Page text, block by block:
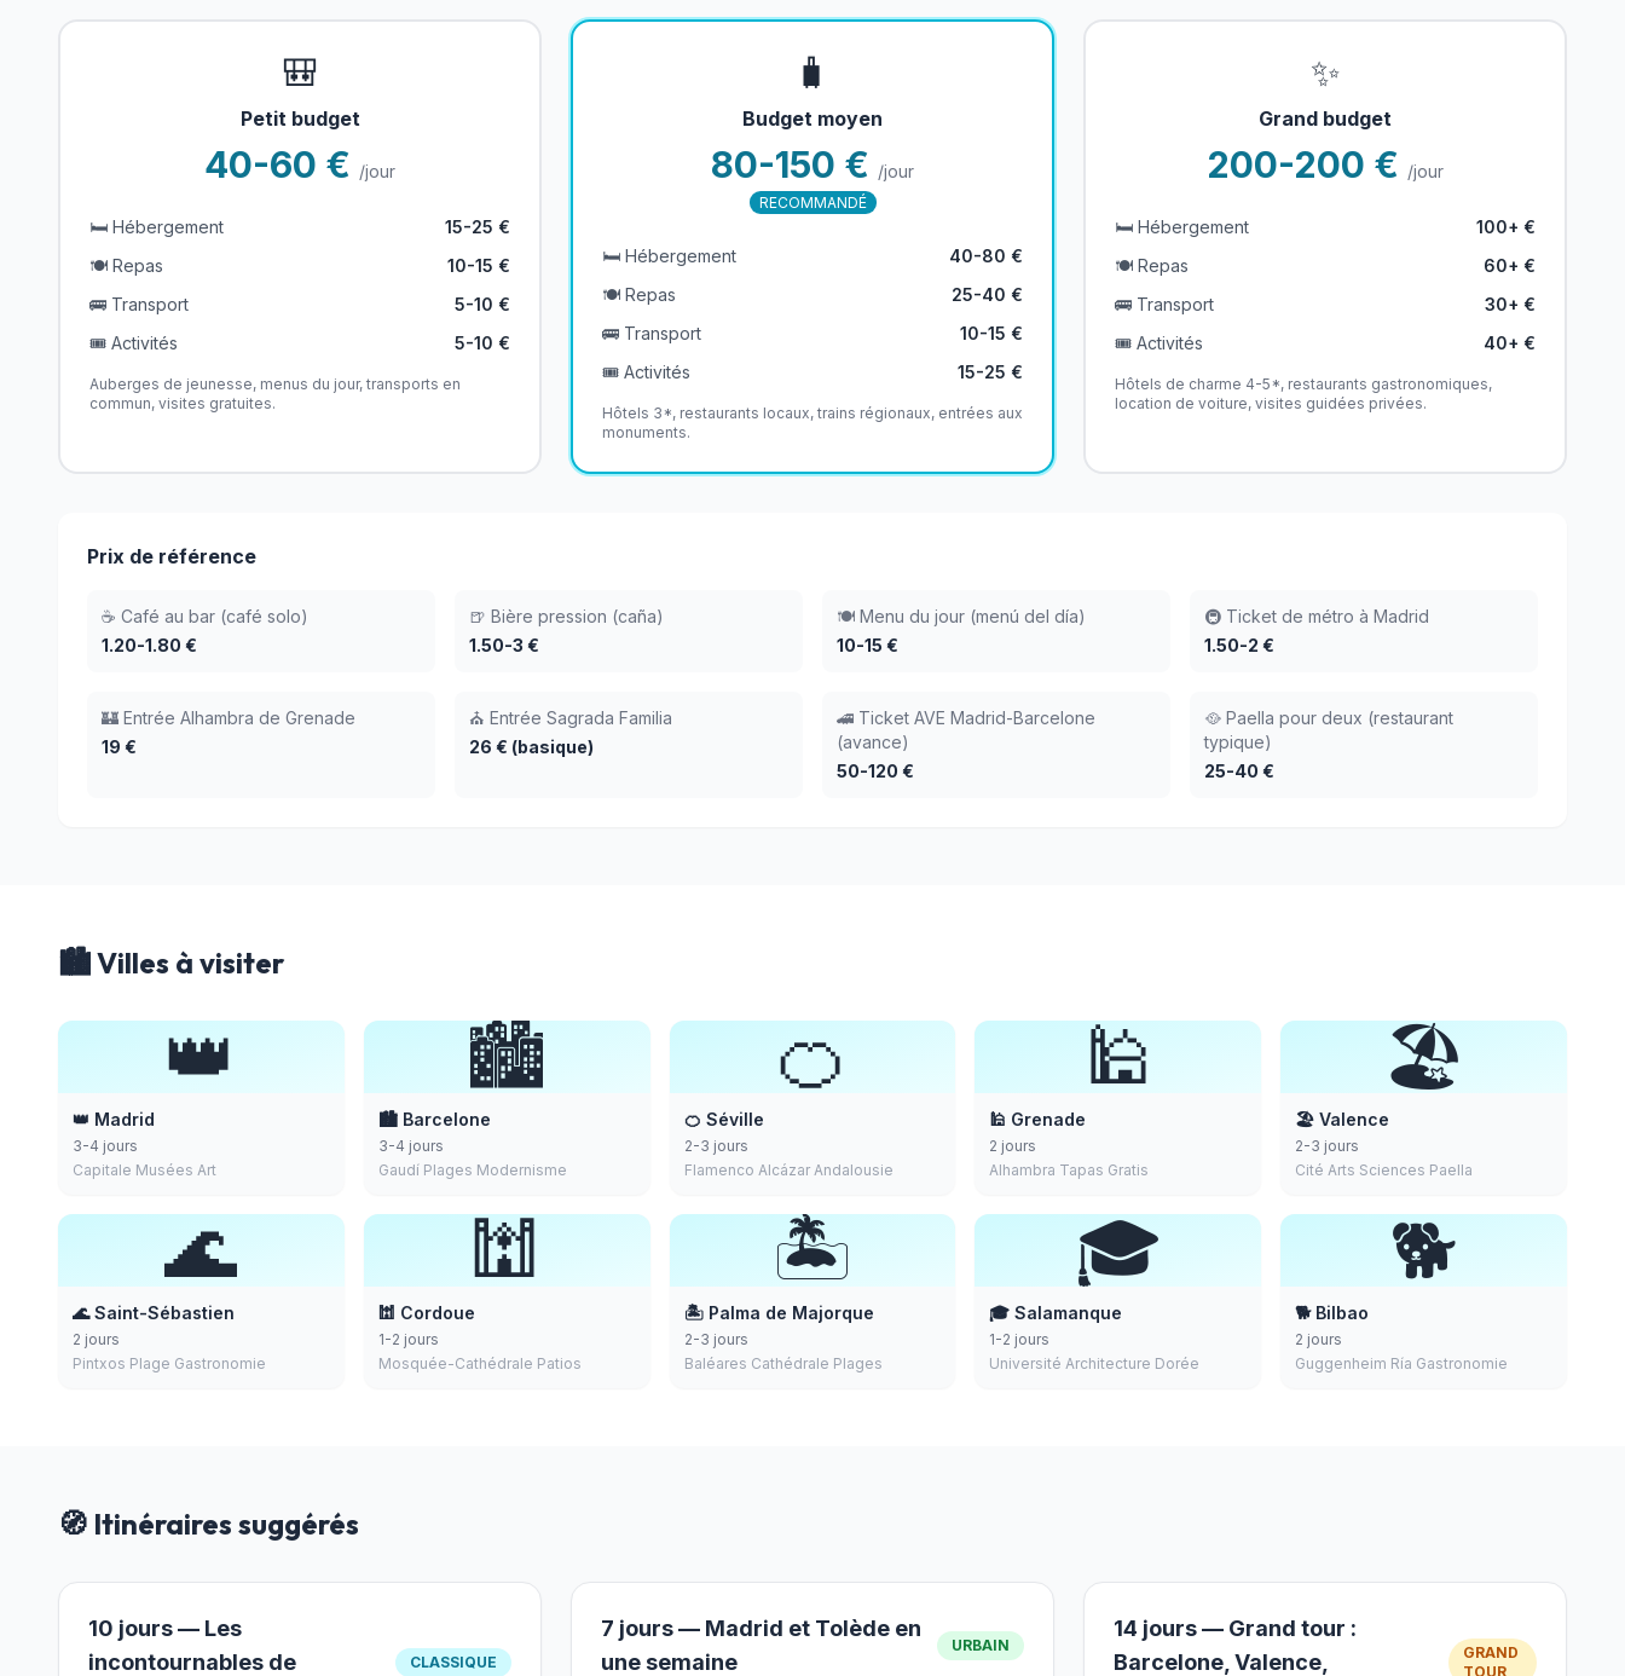
🎒
Petit budget
40-60 € /jour
🛏️ Hébergement
15-25 €
🍽️ Repas
10-15 €
🚌 Transport
5-10 €
🎟️ Activités
5-10 €
Auberges de jeunesse, menus du jour, transports en
commun, visites gratuites.
🧳
Budget moyen
80-150 € /jour
RECOMMANDÉ
🛏️ Hébergement
40-80 €
🍽️ Repas
25-40 €
🚌 Transport
10-15 €
🎟️ Activités
15-25 €
Hôtels 3*, restaurants locaux, trains régionaux, entrées aux
monuments.
✨
Grand budget
200-200 € /jour
🛏️ Hébergement
100+ €
🍽️ Repas
60+ €
🚌 Transport
30+ €
🎟️ Activités
40+ €
Hôtels de charme 4-5*, restaurants gastronomiques,
location de voiture, visites guidées privées.
Prix de référence
☕ Café au bar (café solo)
1.20-1.80 €
🍺 Bière pression (caña)
1.50-3 €
🍽️ Menu du jour (menú del día)
10-15 €
🚇 Ticket de métro à Madrid
1.50-2 €
🏰 Entrée Alhambra de Grenade
19 €
⛪ Entrée Sagrada Familia
26 € (basique)
🚄 Ticket AVE Madrid-Barcelone
(avance)
50-120 €
🥘 Paella pour deux (restaurant
typique)
25-40 €
🏙️ Villes à visiter
👑
👑 Madrid
3-4 jours
Capitale Musées Art
🏙️
🏙️ Barcelone
3-4 jours
Gaudí Plages Modernisme
🍊
🍊 Séville
2-3 jours
Flamenco Alcázar Andalousie
🕌
🕌 Grenade
2 jours
Alhambra Tapas Gratis
🏖️
🏖️ Valence
2-3 jours
Cité Arts Sciences Paella
🌊
🌊 Saint-Sébastien
2 jours
Pintxos Plage Gastronomie
🕍
🕍 Cordoue
1-2 jours
Mosquée-Cathédrale Patios
🏝️
🏝️ Palma de Majorque
2-3 jours
Baléares Cathédrale Plages
🎓
🎓 Salamanque
1-2 jours
Université Architecture Dorée
🐕
🐕 Bilbao
2 jours
Guggenheim Ría Gastronomie
🧭 Itinéraires suggérés
10 jours — Les
incontournables de
CLASSIQUE
7 jours — Madrid et Tolède en
une semaine
URBAIN
14 jours — Grand tour :
Barcelone, Valence,
GRAND
TOUR